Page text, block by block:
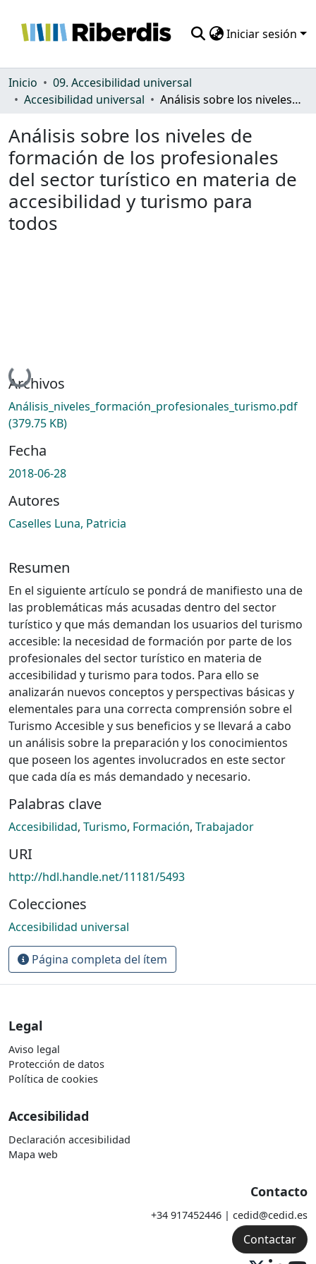
Iniciar sesión
Comunidades
Estadísticas
Inicio
09. Accesibilidad universal
Accesibilidad universal
Análisis sobre los niveles de formación de los profesionales del sector turístico en materia de accesibilidad y turismo para todos
Análisis sobre los niveles de
formación de los profesionales
del sector turístico en materia de
accesibilidad y turismo para
todos
Cargando...
Archivos
Análisis_niveles_formación_profesionales_turismo.pdf
(379.75 KB)
Fecha
2018-06-28
Autores
Caselles Luna, Patricia
Resumen
En el siguiente artículo se pondrá de manifiesto una de
las problemáticas más acusadas dentro del sector
turístico y que más demandan los usuarios del turismo
accesible: la necesidad de formación por parte de los
profesionales del sector turístico en materia de
accesibilidad y turismo para todos. Para ello se
analizarán nuevos conceptos y perspectivas básicas y
elementales para una correcta comprensión sobre el
Turismo Accesible y sus beneficios y se llevará a cabo
un análisis sobre la preparación y los conocimientos
que poseen los agentes involucrados en este sector
que cada día es más demandado y necesario.
Palabras clave
Accesibilidad, Turismo, Formación, Trabajador
URI
http://hdl.handle.net/11181/5493
Colecciones
Accesibilidad universal
Página completa del ítem
Legal
Aviso legal
Protección de datos
Política de cookies
Accesibilidad
Declaración accesibilidad
Mapa web
Contacto
+34 917452446 | cedid@cedid.es
Contactar